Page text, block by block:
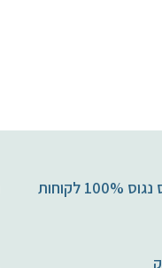
תיקון מצלמה למקבוק עם אגס נגוס 100% לקוחות